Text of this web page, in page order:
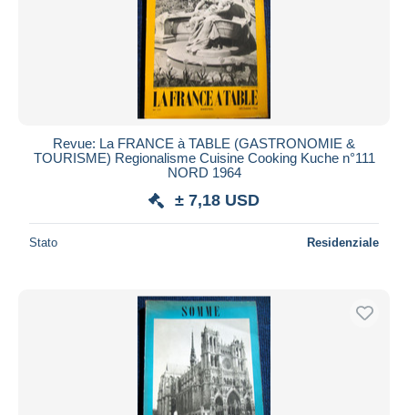
Revue: La FRANCE à TABLE (GASTRONOMIE &
TOURISME) Regionalisme Cuisine Cooking Kuche n°111
NORD 1964
± 7,18 USD
Stato Residenziale